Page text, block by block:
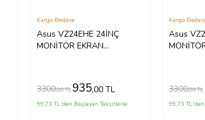
Asus VZ24EHE 24İNÇ
MONİTÖR EKRAN
Kargo Bedava
3300,00 TL 935,00 TL
99,73 TL'den Başlayan Taksitlerle
Asus
Kargo
3300,00 TL
99,73